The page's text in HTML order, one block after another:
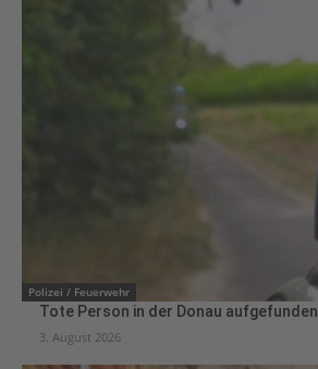
Polizei / Feuerwehr
Tote Person in der Donau aufgefunden
3. August 2026